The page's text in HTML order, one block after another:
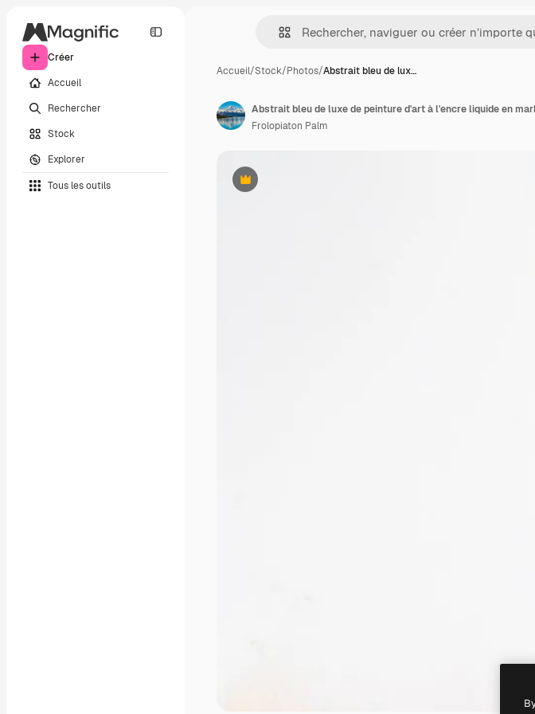
Créer
Accueil
Rechercher
Stock
Explorer
Tous les outils
Accueil/Stock/Photos/Abstrait bleu de lux…
Premium
Abstrait bleu de luxe de peinture d'art à l'encre liquide en
Frolopiaton Palm